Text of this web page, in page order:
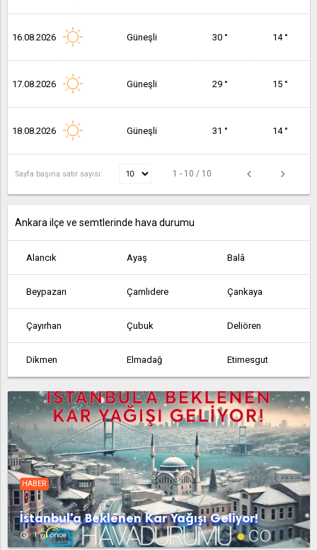
16.08.2026 Güneşli 30 ° 14 °
17.08.2026 Güneşli 29 ° 15 °
18.08.2026 Güneşli 31 ° 14 °
Sayfa başına satır sayısı: 1 - 10 / 10
Ankara ilçe ve semtlerinde hava durumu
Alancık Ayaş Balâ
Beypazarı Çamlıdere Çankaya
Çayırhan Çubuk Deliören
Dikmen Elmadağ Etimesgut
Etlik Feruz Köyü Fethiye
Güdül Güvem Hasanoğlan
Haymana Kabaca Kalecik
Karahamzalı Karşıyaka Kazan
Kerpiç Kızılcahamam Köy Enstitüsü
HABER
İstanbul'a Beklenen Kar Yağışı Geliyor!
access_time 1 yıl önce